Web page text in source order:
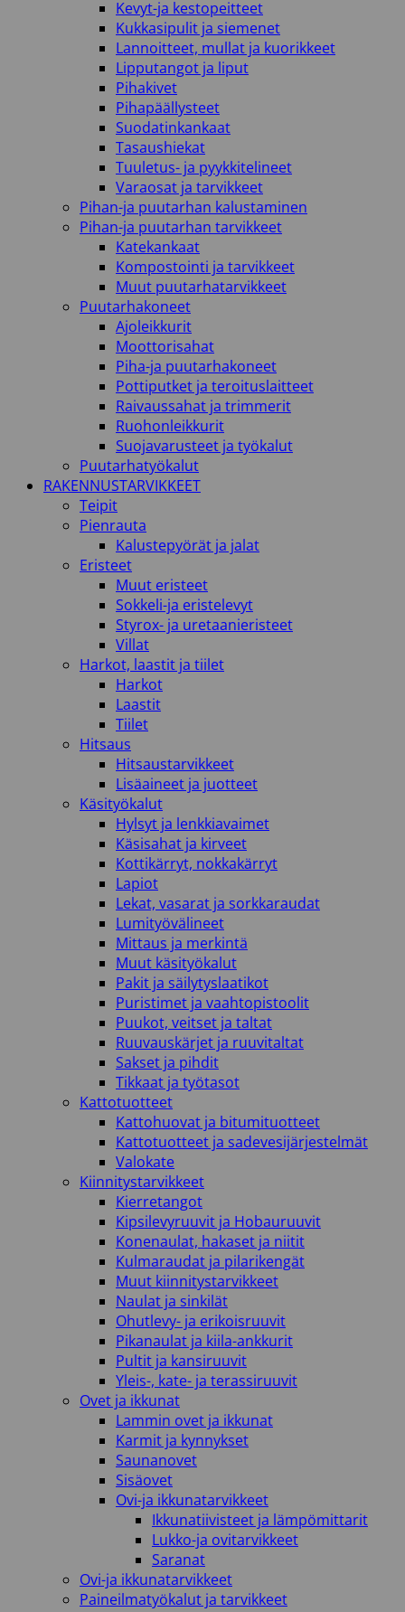
Kevyt-ja kestopeitteet
Kukkasipulit ja siemenet
Lannoitteet, mullat ja kuorikkeet
Lipputangot ja liput
Pihakivet
Pihapäällysteet
Suodatinkankaat
Tasaushiekat
Tuuletus- ja pyykkitelineet
Varaosat ja tarvikkeet
Pihan-ja puutarhan kalustaminen
Pihan-ja puutarhan tarvikkeet
Katekankaat
Kompostointi ja tarvikkeet
Muut puutarhatarvikkeet
Puutarhakoneet
Ajoleikkurit
Moottorisahat
Piha-ja puutarhakoneet
Pottiputket ja teroituslaitteet
Raivaussahat ja trimmerit
Ruohonleikkurit
Suojavarusteet ja työkalut
Puutarhatyökalut
RAKENNUSTARVIKKEET
Teipit
Pienrauta
Kalustepyörät ja jalat
Eristeet
Muut eristeet
Sokkeli-ja eristelevyt
Styrox- ja uretaanieristeet
Villat
Harkot, laastit ja tiilet
Harkot
Laastit
Tiilet
Hitsaus
Hitsaustarvikkeet
Lisäaineet ja juotteet
Käsityökalut
Hylsyt ja lenkkiavaimet
Käsisahat ja kirveet
Kottikärryt, nokkakärryt
Lapiot
Lekat, vasarat ja sorkkaraudat
Lumityövälineet
Mittaus ja merkintä
Muut käsityökalut
Pakit ja säilytyslaatikot
Puristimet ja vaahtopistoolit
Puukot, veitset ja taltat
Ruuvauskärjet ja ruuvitaltat
Sakset ja pihdit
Tikkaat ja työtasot
Kattotuotteet
Kattohuovat ja bitumituotteet
Kattotuotteet ja sadevesijärjestelmät
Valokate
Kiinnitystarvikkeet
Kierretangot
Kipsilevyruuvit ja Hobauruuvit
Konenaulat, hakaset ja niitit
Kulmaraudat ja pilarikengät
Muut kiinnitystarvikkeet
Naulat ja sinkilät
Ohutlevy- ja erikoisruuvit
Pikanaulat ja kiila-ankkurit
Pultit ja kansiruuvit
Yleis-, kate- ja terassiruuvit
Ovet ja ikkunat
Lammin ovet ja ikkunat
Karmit ja kynnykset
Saunanovet
Sisäovet
Ovi-ja ikkunatarvikkeet
Ikkunatiivisteet ja lämpömittarit
Lukko-ja ovitarvikkeet
Saranat
Ovi-ja ikkunatarvikkeet
Paineilmatyökalut ja tarvikkeet